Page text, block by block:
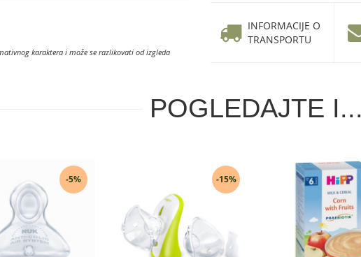
karaktera i može se razlikovati od izgleda
INFORMACIJE O
TRANSPORTU
POGLEDAJTE I...
-5% -15%